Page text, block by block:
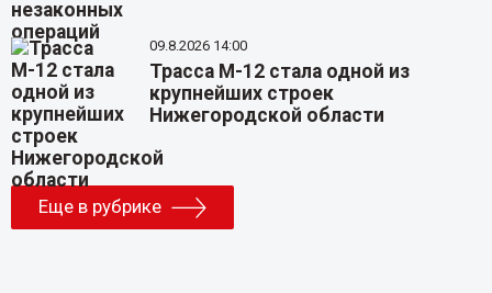
09.8.2026 14:00
Трасса М-12 стала одной из
крупнейших строек
Нижегородской области
Еще в рубрике